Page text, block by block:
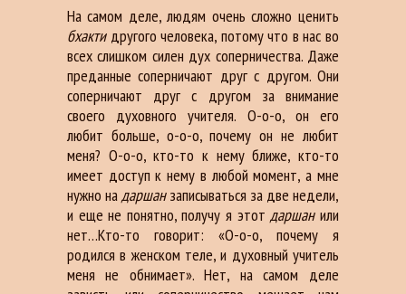
На самом деле, людям очень сложно ценить
бхактидругого человека, потому что в нас во
всех слишком силен дух соперничества. Даже
преданные соперничают друг с другом. Они
соперничают друг с другом за внимание
своего духовного учителя. О-о-о, он его
любит больше, о-о-о, почему он не любит
меня? О-о-о, кто-то к нему ближе, кто-то
имеет доступ к нему в любой момент, а мне
нужно надаршанзаписываться за две недели,
и еще не понятно, получу я этотдаршанили
нет…Кто-то говорит: «О-о-о, почему я
родился в женском теле, и духовный учитель
меня не обнимает». Нет, на самом деле